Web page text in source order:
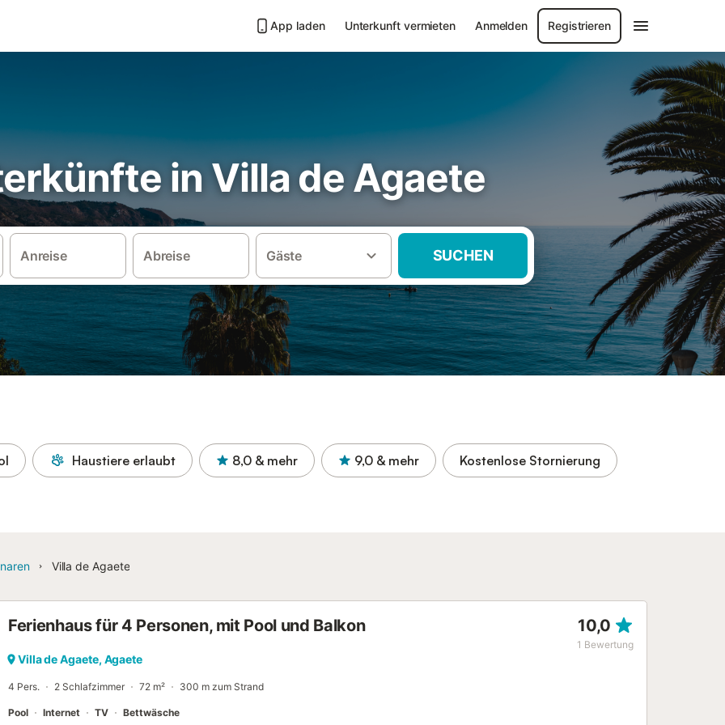
App laden Unterkunft vermieten Anmelden Registrieren
in Villa de Agaete
Anreise Abreise Gäste SUCHEN
Haustiere erlaubt 8,0 & mehr 9,0 & mehr Kostenlose Stornierung
Villa de Agaete
Ferienhaus für 4 Personen, mit Pool und Balkon 10,0
1 Bewertung
Villa de Agaete, Agaete
4 Pers. 2 Schlafzimmer 72 m² 300 m zum Strand
Pool Internet TV Bettwäsche